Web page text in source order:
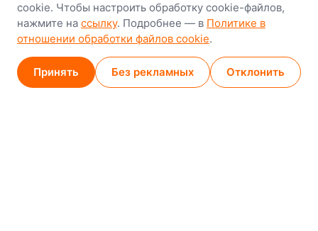
Минск
8-й Путепроводный переулок, 5
GPS 53.924752, 27.489820
Карта проезда
cookie. Чтобы настроить обработку cookie-файлов,
нажмите на ссылку. Подробнее — в Политике в
отношении обработки файлов cookie.
Принять Без рекламных Отклонить